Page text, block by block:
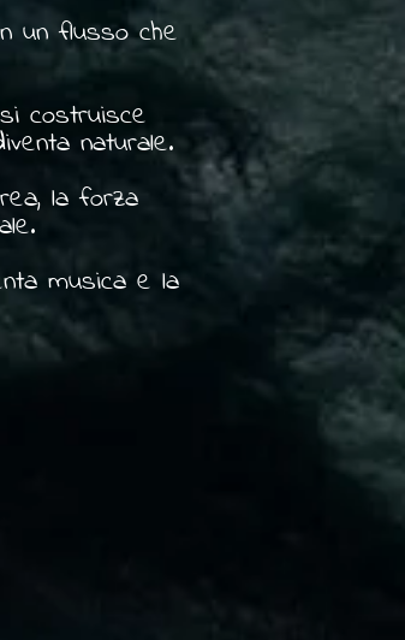
un flusso che
costruisce
naturale.
la forza
musica e la